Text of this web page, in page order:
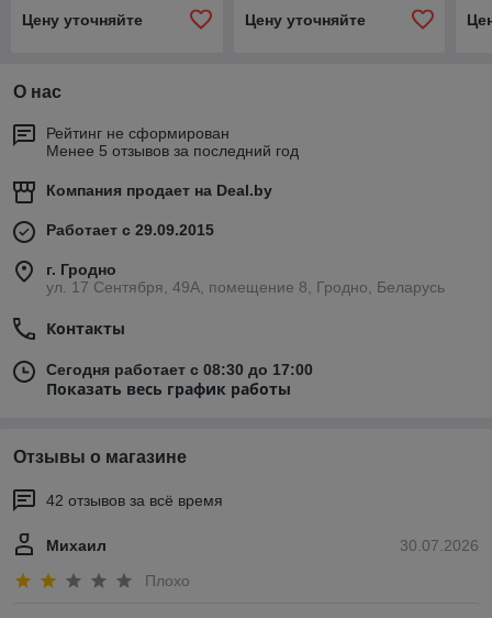
Цену уточняйте
мм. со стикерами+ мел
Цену уточняйте
О нас
Рейтинг не сформирован
Менее 5 отзывов за последний год
Компания продает на Deal.by
Работает с 29.09.2015
г. Гродно
ул. 17 Сентября, 49А, помещение 8, Гродно, Беларусь
Контакты
Сегодня работает с 08:30 до 17:00
Показать весь график работы
Отзывы о магазине
42 отзывов за всё время
30.07.2026
Михаил
Плохо